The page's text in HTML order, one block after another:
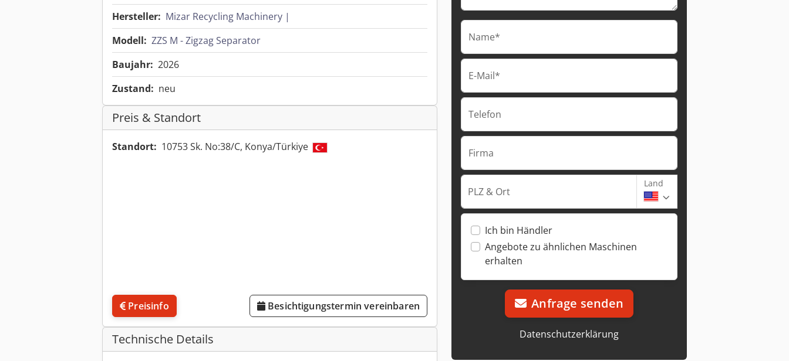
Hersteller: Mizar Recycling Machinery |
Modell: ZZS M - Zigzag Separator
Baujahr: 2026
Zustand: neu
Preis & Standort
Standort: 10753 Sk. No:38/C, Konya/Türkiye
Preisinfo Besichtigungstermin vereinbaren
Technische Details
Name*
E-Mail*
Telefon
Firma
PLZ & Ort
Land
Ich bin Händler
Angebote zu ähnlichen Maschinen
erhalten
Anfrage senden
Datenschutzerklärung